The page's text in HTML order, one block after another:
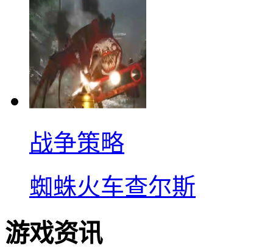
战争策略
蜘蛛火车查尔斯
游戏资讯